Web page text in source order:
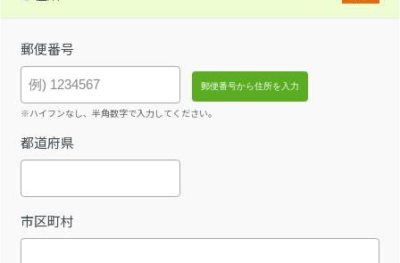
郵便番号
※ハイフンなし、半角数字で入力してください。
都道府県
市区町村